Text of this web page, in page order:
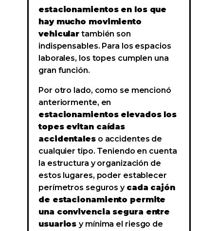
estacionamientos en los que
hay mucho movimiento
vehicular también son
indispensables. Para los espacios
laborales, los topes cumplen una
gran función.
Por otro lado, como se mencionó
anteriormente, en
estacionamientos elevados los
topes evitan caídas
accidentaleso accidentes de
cualquier tipo. Teniendo en cuenta
la estructura y organización de
estos lugares, poder establecer
perímetros seguros y cada cajón
de estacionamiento permite
una convivencia segura entre
usuariosy mínima el riesgo de